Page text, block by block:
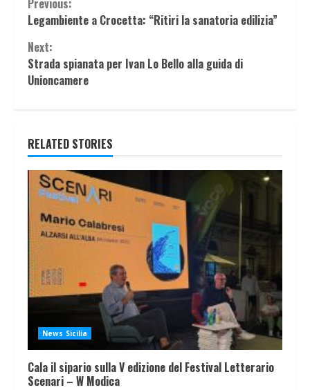
Continue
Reading
Previous:
Legambiente a Crocetta: “Ritiri la sanatoria edilizia”
Next:
Strada spianata per Ivan Lo Bello alla guida di
Unioncamere
RELATED STORIES
News Sicilia
Cala il sipario sulla V edizione del Festival Letterario
Scenari – W Modica